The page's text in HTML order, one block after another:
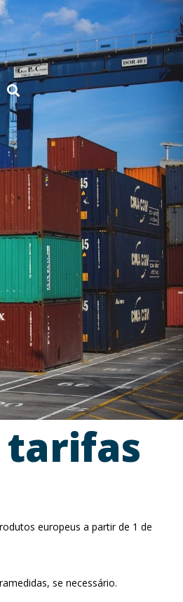
tarifas
europeus a partir de 1 de
se necessário.